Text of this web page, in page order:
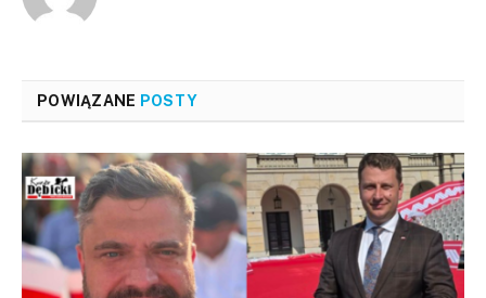
POWIĄZANE POSTY